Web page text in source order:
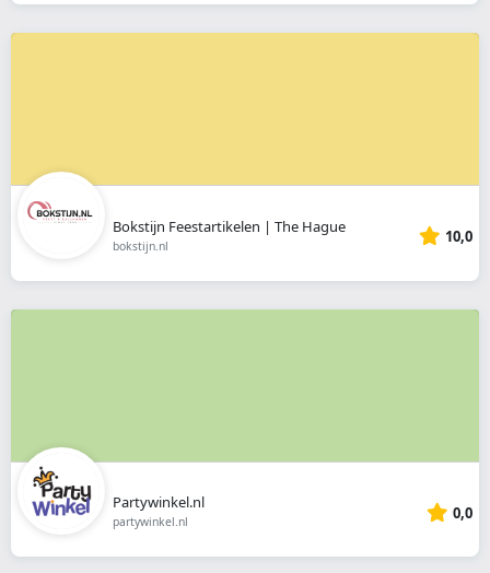
Bokstijn Feestartikelen | The Hague
bokstijn.nl 10,0
Partywinkel.nl
partywinkel.nl 0,0